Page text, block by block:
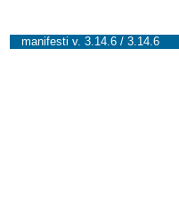
manifesti v. 3.14.6 / 3.14.6